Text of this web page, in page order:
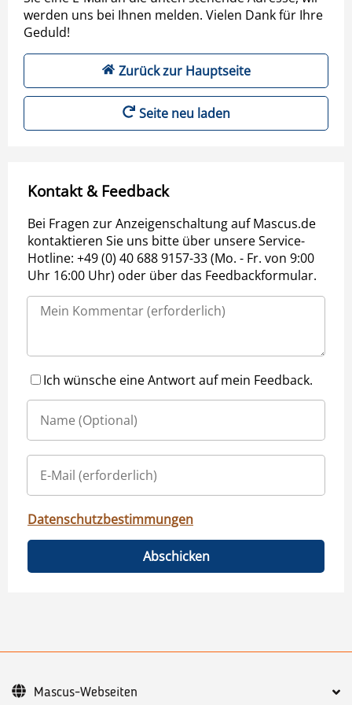
werden uns bei Ihnen melden. Vielen Dank für Ihre
Geduld!
Zurück zur Hauptseite
Seite neu laden
Kontakt & Feedback
Bei Fragen zur Anzeigenschaltung auf Mascus.de
kontaktieren Sie uns bitte über unsere Service-
Hotline: +49 (0) 40 688 9157-33 (Mo. - Fr. von 9:00
Uhr 16:00 Uhr) oder über das Feedbackformular.
Ich wünsche eine Antwort auf mein Feedback.
Datenschutzbestimmungen
Abschicken
Mascus-Webseiten